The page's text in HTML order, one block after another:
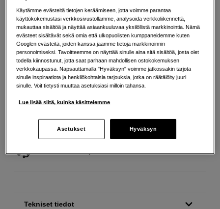
33 EUR
Maksa heti tai jaa useampaan osamaksuun Lue lisää
Määrä
Lisää ostoskoriin
Osta nyt ja maksa myöhemmin
Tekniset tiedot
Käytämme evästeitä tietojen keräämiseen, jotta voimme parantaa
käyttökokemustasi verkkosivustollamme, analysoida verkkoliikennettä,
mukauttaa sisältöä ja näyttää asiaankuuluvaa yksilöllistä markkinointia. Nämä
evästeet sisältävät sekä omia että ulkopuolisten kumppaneidemme kuten
Googlen evästeitä, joiden kanssa jaamme tietoja markkinoinnin
personoimiseksi. Tavoitteemme on näyttää sinulle aina sitä sisältöä, josta olet
todella kiinnostunut, jotta saat parhaan mahdollisen ostokokemuksen
verkkokaupassa. Napsauttamalla "Hyväksyn" voimme jatkossakin tarjota
sinulle inspiraatiota ja henkilökohtaisia tarjouksia, jotka on räätälöity juuri
sinulle. Voit tietysti muuttaa asetuksiasi milloin tahansa.
Lue lisää siitä, kuinka käsittelemme
Asetukset Hyväksyn